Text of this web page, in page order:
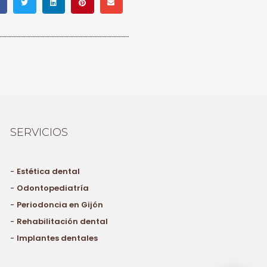
SERVICIOS
- Estética dental
- Odontopediatría
- Periodoncia en Gijón
- Rehabilitación dental
- Implantes dentales